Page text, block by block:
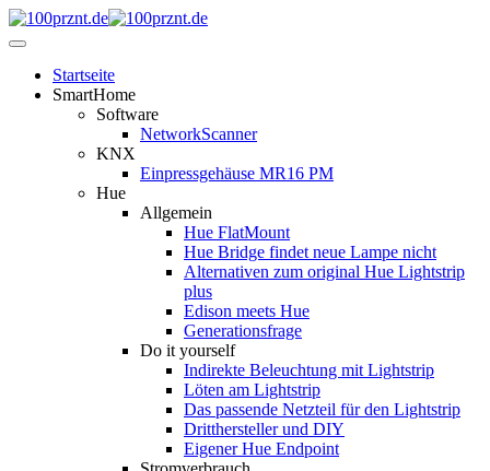
Startseite
SmartHome
Software
NetworkScanner
KNX
Einpressgehäuse MR16 PM
Hue
Allgemein
Hue FlatMount
Hue Bridge findet neue Lampe nicht
Alternativen zum original Hue Lightstrip
plus
Edison meets Hue
Generationsfrage
Do it yourself
Indirekte Beleuchtung mit Lightstrip
Löten am Lightstrip
Das passende Netzteil für den Lightstrip
Dritthersteller und DIY
Eigener Hue Endpoint